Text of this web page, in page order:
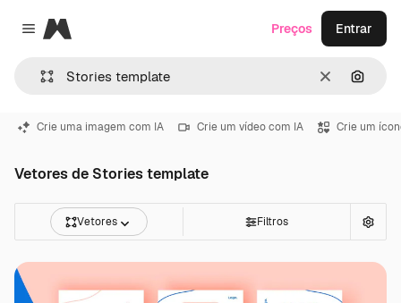
Close menu
Magnific
Limpar
Preços Entrar
Crie uma imagem com IA Crie um vídeo com IA Crie um
Vetores de Stories template
Vetores Filtros